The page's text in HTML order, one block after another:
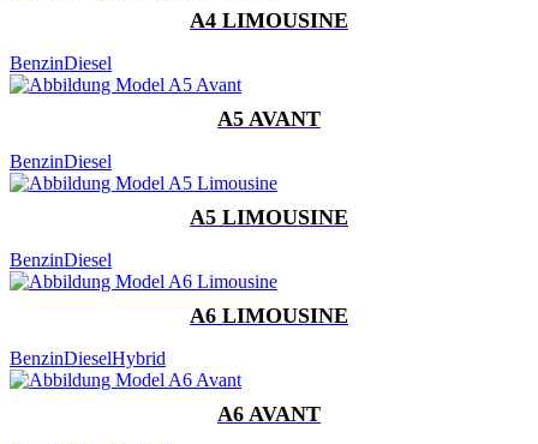
A4 LIMOUSINE
BenzinDiesel
A5 AVANT
BenzinDiesel
A5 LIMOUSINE
BenzinDiesel
A6 LIMOUSINE
BenzinDieselHybrid
A6 AVANT